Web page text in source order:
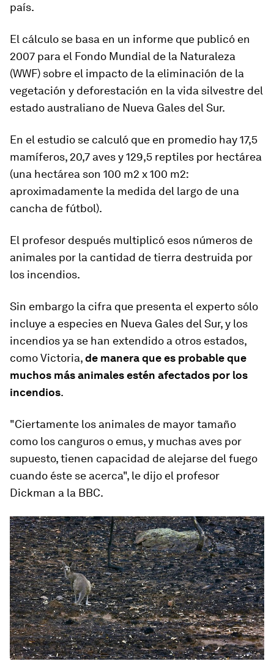
país.
El cálculo se basa en un informe que publicó en
2007 para el Fondo Mundial de la Naturaleza
(WWF) sobre el impacto de la eliminación de la
vegetación y deforestación en la vida silvestre del
estado australiano de Nueva Gales del Sur.
En el estudio se calculó que en promedio hay 17,5
mamíferos, 20,7 aves y 129,5 reptiles por hectárea
(una hectárea son 100 m2 x 100 m2:
aproximadamente la medida del largo de una
cancha de fútbol).
El profesor después multiplicó esos números de
animales por la cantidad de tierra destruida por
los incendios.
Sin embargo la cifra que presenta el experto sólo
incluye a especies en Nueva Gales del Sur, y los
incendios ya se han extendido a otros estados,
como Victoria,de manera que es probable que
muchos más animales estén afectados por los
incendios.
"Ciertamente los animales de mayor tamaño
como los canguros o emus, y muchas aves por
supuesto, tienen capacidad de alejarse del fuego
cuando éste se acerca", le dijo el profesor
Dickman a la BBC.